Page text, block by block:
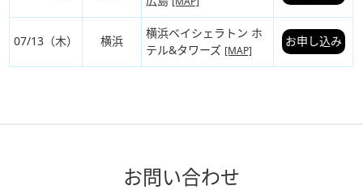
07/13（木） 横浜
横浜ベイシェラトン ホ
テル&タワーズ [MAP]
お申し込み
お問い合わせ